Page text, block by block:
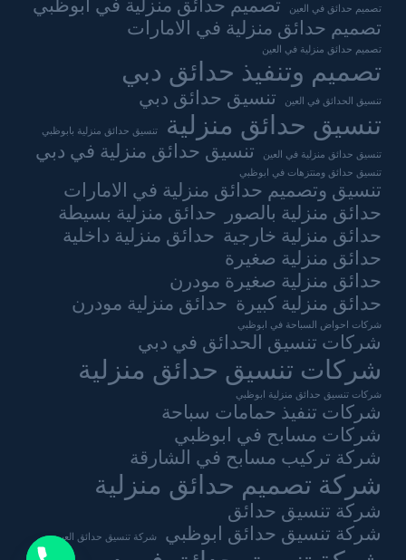
تصميم حدائق في العين
تصميم حدائق منزلية في ابوظبي
تصميم حدائق منزلية في الامارات
تصميم حدائق منزلية في العين
تصميم وتنفيذ حدائق دبي
تنسيق الحدائق في العين تنسيق حدائق دبي
تنسيق حدائق منزلية تنسيق حدائق منزلية بابوظبي
تنسيق حدائق منزلية في العين تنسيق حدائق منزلية في دبي
تنسيق حدائق ومنتزهات في ابوظبي
تنسيق وتصميم حدائق منزلية في الامارات
حدائق منزلية بالصور
حدائق منزلية بسيطة
حدائق منزلية خارجية حدائق منزلية داخلية
حدائق منزلية صغيرة
حدائق منزلية صغيرة مودرن
حدائق منزلية كبيرة حدائق منزلية مودرن
شركات احواض السباحة في ابوظبي
شركات تنسيق الحدائق في دبي
شركات تنسيق حدائق منزلية
شركات تنسيق حدائق منزلية ابوظبي
شركات تنفيذ حمامات سباحة
شركات مسابح في ابوظبي
شركة تركيب مسابح في الشارقة
شركة تصميم حدائق منزلية
شركة تنسيق حدائق
شركة تنسيق حدائق ابوظبي
شركة تنسيق حدائق العين